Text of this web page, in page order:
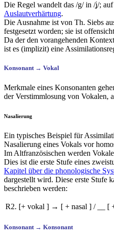
Die Regel wandelt das /g/ in /ʝ/;
Auslautverhärtung.
Die Ausnahme ist von Th. Siebs
festgesetzt worden; sie ist
Da der den vorangehenden
ist es (implizit) eine
Konsonant → Vokal
Merkmale eines Konsonanten
der Verstimmlosung von Vokalen,
Nasalierung
Ein typisches Beispiel für
Nasalierung eines Vokals vor
Im Altfranzösischen werden
Dies ist die erste Stufe eines
Kapitel über die phonologische
dargestellt wird. Diese erste Stufe
beschrieben werden:
R2. [+ vokal ] → [ + nasal ] / [
Konsonant → Konsonant